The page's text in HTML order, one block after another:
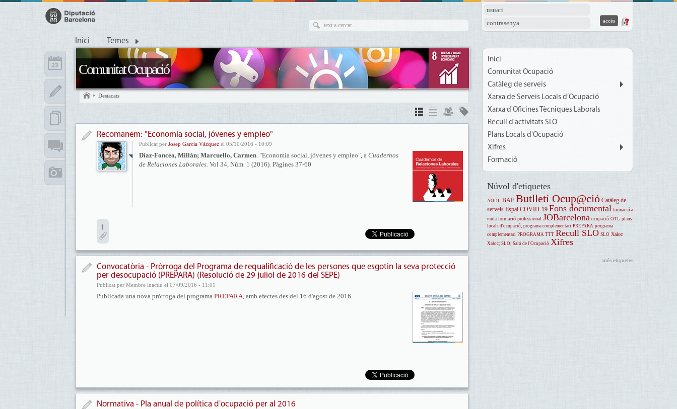
usuari
contrasenya
Inici Temes
Comunitat Ocupació
Destacats
Recomanem: "Economía social, jóvenes y empleo"
Publicat per Josep Garcia Vázquez el 05/10/2016 - 10:09
Díaz-Foncea, Millán; Marcuello, Carmen. "Economía social, jóvenes y empleo", a Cuadernos
de Relaciones Laborales. Vol 34, Núm. 1 (2016). Pàgines 37-60
1
Convocatòria - Pròrroga del Programa de requalificació de les persones que esgotin la seva protecció
per desocupació (PREPARA) (Resolució de 29 juliol de 2016 del SEPE)
Publicat per Membre inactiu el 07/09/2016 - 11:01
Publicada una nova pròrroga del programa PREPARA, amb efectes des del 16 d'agost de 2016.
Normativa - Pla anual de política d'ocupació per al 2016
Inici
Comunitat Ocupació
Catàleg de serveis
Xarxa de Serveis Locals d’Ocupació
Xarxa d'Oficines Tècniques Laborals
Recull d'activitats SLO
Plans Locals d'Ocupació
Xifres
Formació
Núvol d'etiquetes
AODL BAF Butlletí Ocup@ció Catàleg de
serveis Espai COVID-19 Fons documental formació a
mida formació professional JOBarcelona ocupació OTL plans
locals d'ocupació; programa complementari PREPARA programa
complementari PROGRAMA TTT Recull SLO SLO Xaloc
Xaloc; SLO; Saló de l'Ocupació Xifres
més etiquetes